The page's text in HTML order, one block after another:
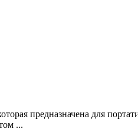
предназначена для
...